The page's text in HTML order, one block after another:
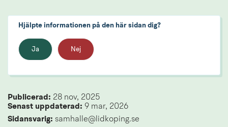
Hjälpte informationen på den här sidan dig?
Ja Nej
Publicerad: 28 nov, 2025
Senast uppdaterad: 9 mar, 2026
Sidansvarig: samhalle@lidkoping.se